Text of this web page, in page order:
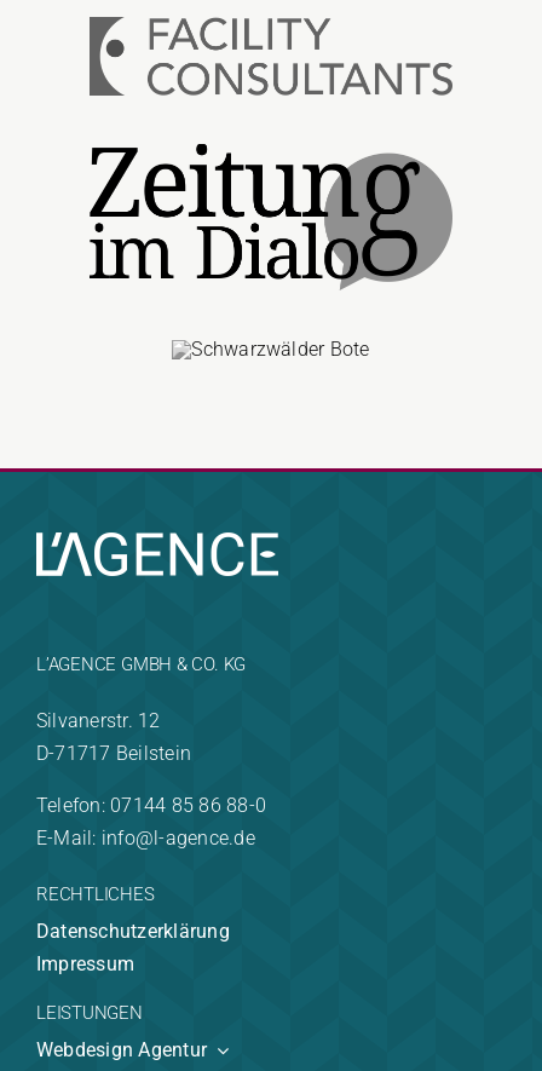
L’AGENCE GMBH & CO. KG
Silvanerstr. 12
D-71717 Beilstein
Telefon: 07144 85 86 88-0
E-Mail: info@l-agence.de
RECHTLICHES
Datenschutzerklärung
Impressum
LEISTUNGEN
Webdesign Agentur